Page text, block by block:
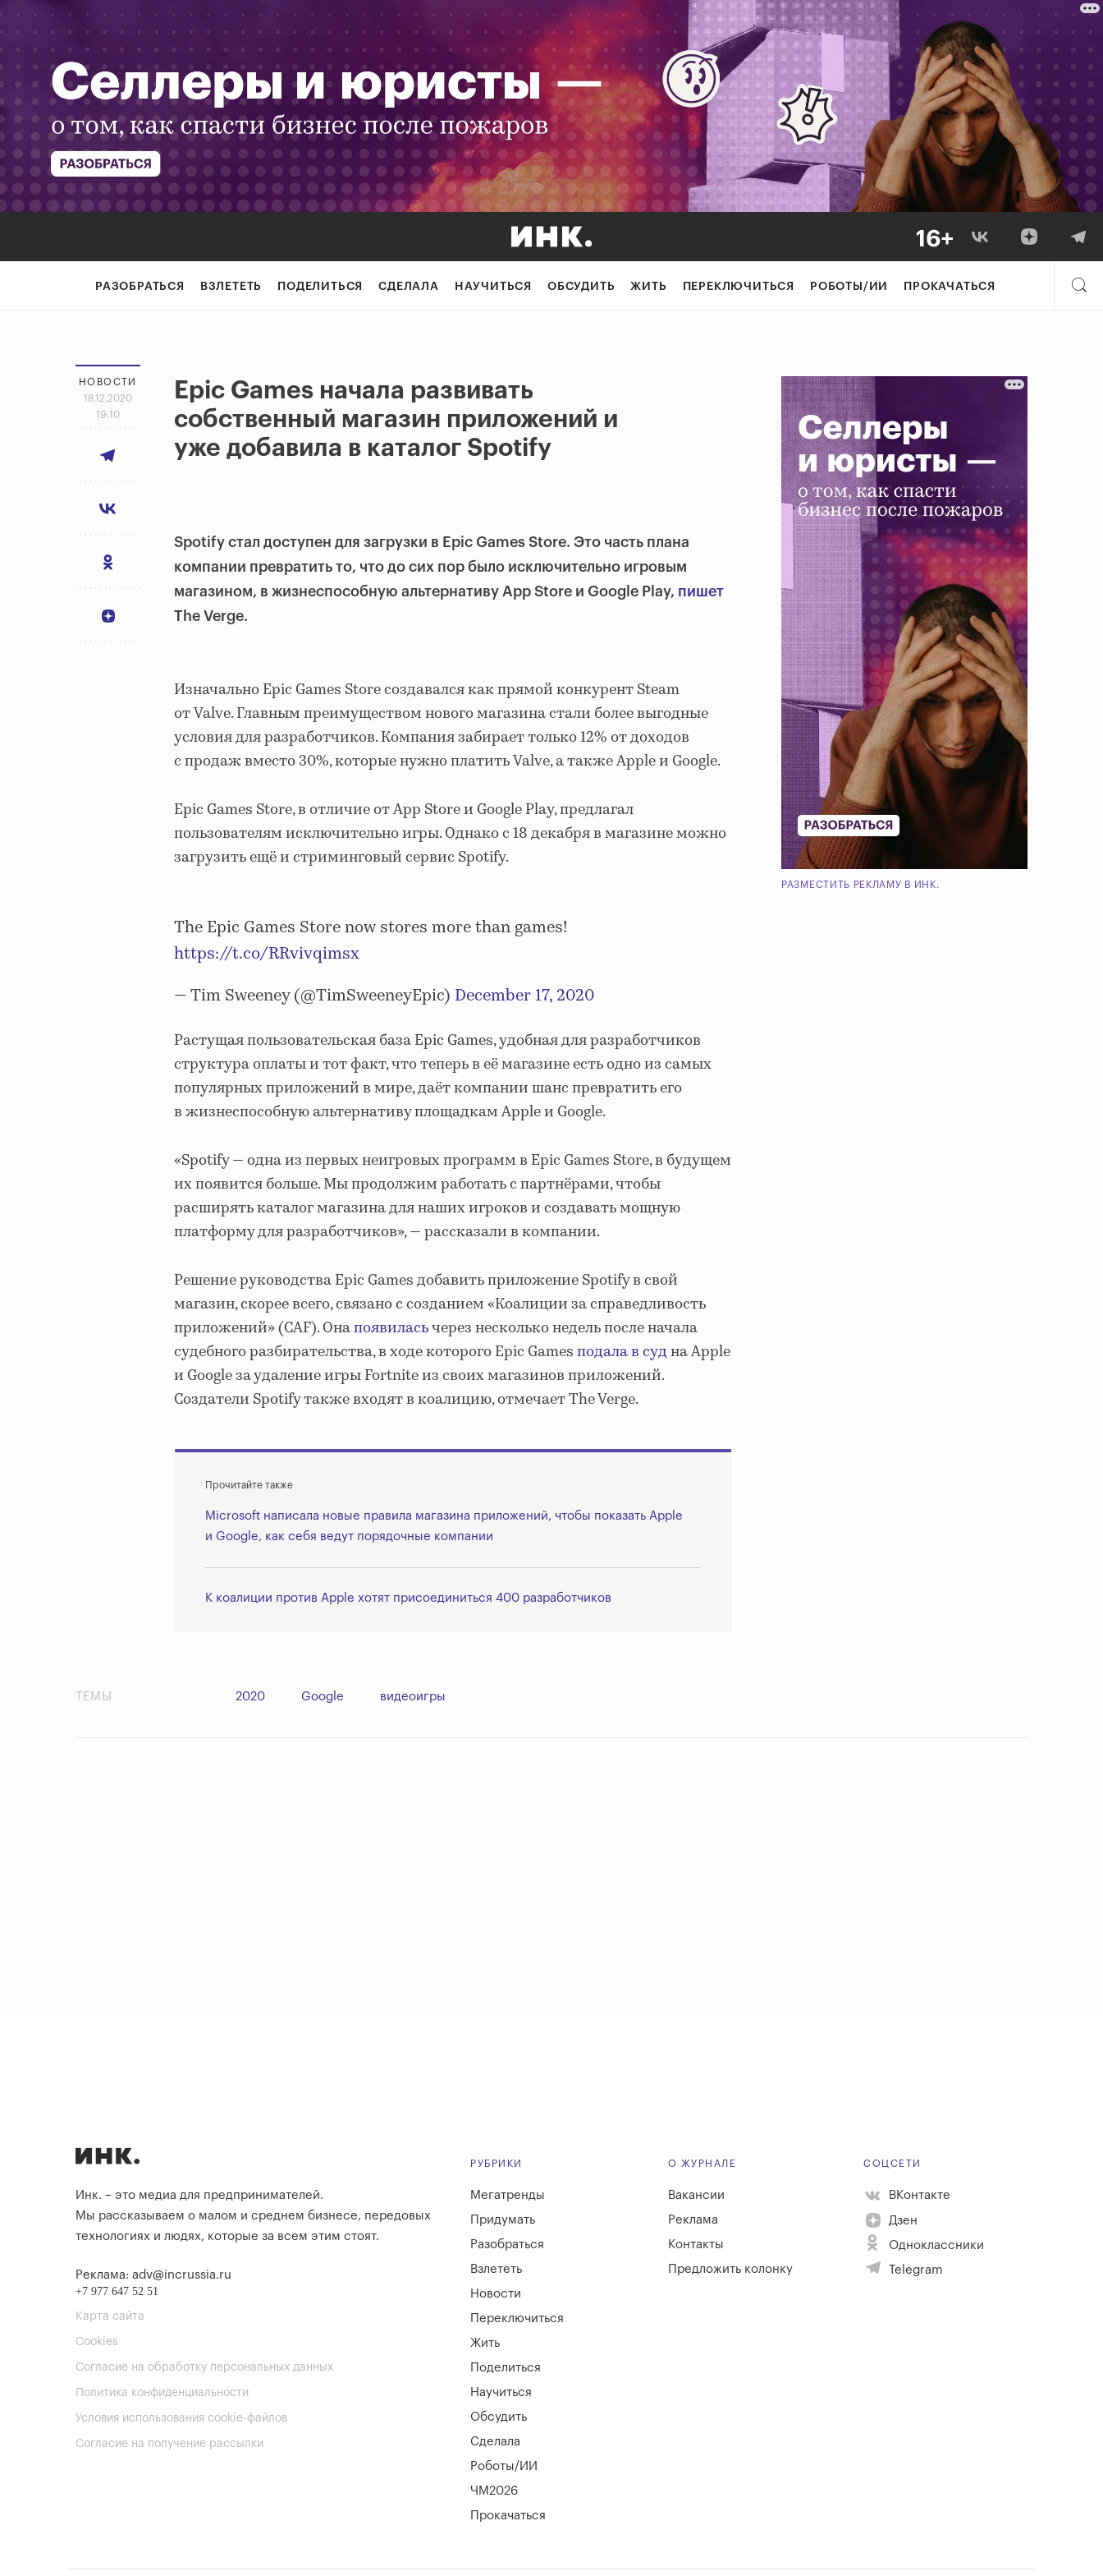
РАЗОБРАТЬСЯ ВЗЛЕТЕТЬ ПОДЕЛИТЬСЯ СДЕЛАЛА НАУЧИТЬСЯ ОБСУДИТЬ ЖИТЬ ПЕРЕКЛЮЧИТЬСЯ РОБОТЫ/ИИ ПРОКАЧАТЬСЯ
НОВОСТИ
18.12.2020
19:10
Epic Games начала развивать
собственный магазин приложений и
уже добавила в каталог Spotify
Spotify стал доступен для загрузки в Epic Games Store. Это часть плана
компании превратить то, что до сих пор было исключительно игровым
магазином, в жизнеспособную альтернативу App Store и Google Play, пишет
The Verge.
Изначально Epic Games Store создавался как прямой конкурент Steam
от Valve. Главным преимуществом нового магазина стали более выгодные
условия для разработчиков. Компания забирает только 12% от доходов
с продаж вместо 30%, которые нужно платить Valve, а также Apple и Google.
Epic Games Store, в отличие от App Store и Google Play, предлагал
пользователям исключительно игры. Однако с 18 декабря в магазине можно
загрузить ещё и стриминговый сервис Spotify.
The Epic Games Store now stores more than games!
https://t.co/RRvivqimsx
— Tim Sweeney (@TimSweeneyEpic) December 17, 2020
Растущая пользовательская база Epic Games, удобная для разработчиков
структура оплаты и тот факт, что теперь в её магазине есть одно из самых
популярных приложений в мире, даёт компании шанс превратить его
в жизнеспособную альтернативу площадкам Apple и Google.
«Spotify — одна из первых неигровых программ в Epic Games Store, в будущем
их появится больше. Мы продолжим работать с партнёрами, чтобы
расширять каталог магазина для наших игроков и создавать мощную
платформу для разработчиков», — рассказали в компании.
Решение руководства Epic Games добавить приложение Spotify в свой
магазин, скорее всего, связано с созданием «Коалиции за справедливость
приложений» (CAF). Онапоявиласьчерез несколько недель после начала
судебного разбирательства, в ходе которого Epic Gamesподала в судна Apple
и Google за удаление игры Fortnite из своих магазинов приложений.
Создатели Spotify также входят в коалицию, отмечает The Verge.
Прочитайте также
Microsoft написала новые правила магазина приложений, чтобы показать Apple
и Google, как себя ведут порядочные компании
К коалиции против Apple хотят присоединиться 400 разработчиков
РАЗМЕСТИТЬ РЕКЛАМУ В ИНК.
ТЕМЫ 2020 Google видеоигры
Инк. – это медиа для предпринимателей.
Мы рассказываем о малом и среднем бизнесе, передовых
технологиях и людях, которые за всем этим стоят.
Реклама: adv@incrussia.ru
+7 977 647 52 51
Карта сайта
Cookies
Согласие на обработку персональных данных
Политика конфиденциальности
Условия использования cookie-файлов
Согласие на получение рассылки
РУБРИКИ
Мегатренды
Придумать
Разобраться
Взлететь
Новости
Переключиться
Жить
Поделиться
Научиться
Обсудить
Сделала
Роботы/ИИ
ЧМ2026
Прокачаться
О ЖУРНАЛЕ
Вакансии
Реклама
Контакты
Предложить колонку
СОЦСЕТИ
ВКонтакте
Дзен
Одноклассники
Telegram